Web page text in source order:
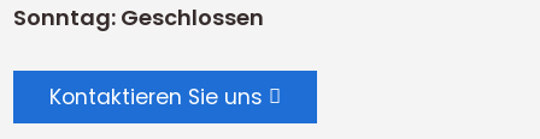
Sonntag: Geschlossen
Kontaktieren Sie uns